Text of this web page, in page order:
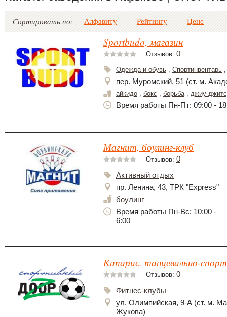
Сортировать по: Алфавиту Рейтингу Цене
Sportbudo, магазин
Отзывов: 0
Одежда и обувь , Спортинвентарь
пер. Муромский, 51 (ст. м.
айкидо , бокс , борьба, джиу-
Время работы Пн-Пт: 09:00 -
Магнит, боулинг-клуб
Отзывов: 0
Активный отдых
пр. Ленина, 43, ТРК "Express"
боулинг
Время работы Пн-Вс: 10:00 -
6:00
Кипарис, танцевально-
Отзывов: 0
Фитнес-клубы
ул. Олимпийская, 9-А (ст. м.
Жукова)